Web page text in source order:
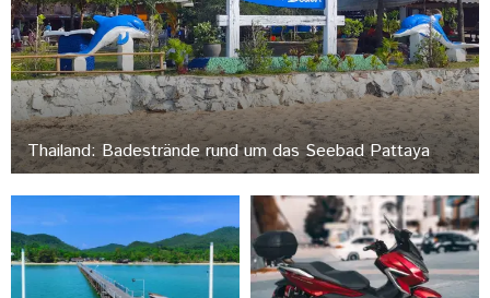
Thailand: Badestrände rund um das Seebad Pattaya